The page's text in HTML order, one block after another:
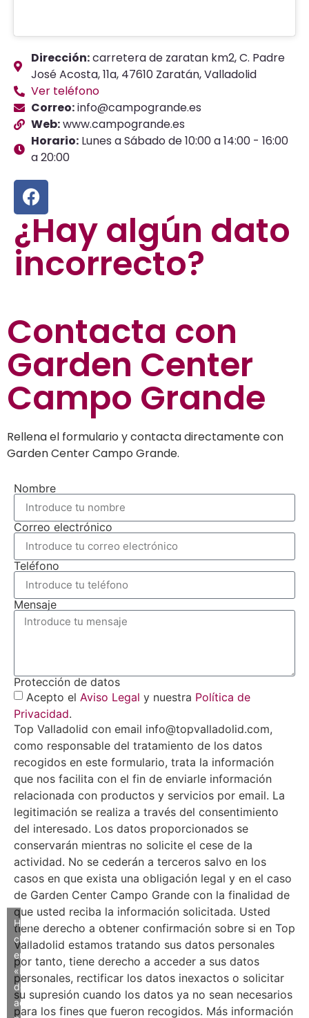
Dirección:carretera de zaratan km2, C. Padre
José Acosta, 11a, 47610 Zaratán, Valladolid
Ver teléfono
Correo:info@campogrande.es
Web:www.campogrande.es
Horario: Lunes a Sábado de 10:00 a 14:00 - 16:00
a 20:00
¿Hay algún dato
incorrecto?
Contacta con
Garden Center
Campo Grande
Rellena el formulario y contacta directamente con
Garden Center Campo Grande.
Nombre
Correo electrónico
Teléfono
Mensaje
Protección de datos
Acepto el Aviso Legal y nuestra Política de
Privacidad.
Top Valladolid con email info@topvalladolid.com,
como responsable del tratamiento de los datos
recogidos en este formulario, trata la información
que nos facilita con el fin de enviarle información
relacionada con productos y servicios por email. La
legitimación se realiza a través del consentimiento
del interesado. Los datos proporcionados se
conservarán mientras no solicite el cese de la
actividad. No se cederán a terceros salvo en los
casos en que exista una obligación legal y en el caso
de Garden Center Campo Grande con la finalidad de
que usted reciba la información solicitada. Usted
tiene derecho a obtener confirmación sobre si en Top
Valladolid estamos tratando sus datos personales
por tanto, tiene derecho a acceder a sus datos
personales, rectificar los datos inexactos o solicitar
su supresión cuando los datos ya no sean necesarios
para los fines que fueron recogidos. Más información
Haz
clic
en
«Estoy
de
acuerdo»